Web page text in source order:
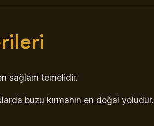
sağlam temelidir.
buzu kırmanın en doğal yoludur.